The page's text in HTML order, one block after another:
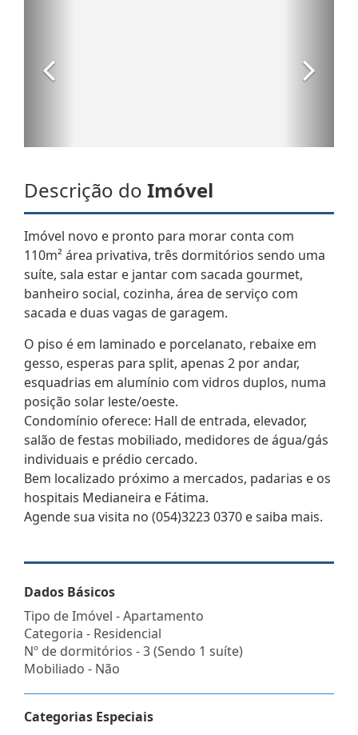
Descrição do Imóvel
Imóvel novo e pronto para morar conta com
110m² área privativa, três dormitórios sendo uma
suíte, sala estar e jantar com sacada gourmet,
banheiro social, cozinha, área de serviço com
sacada e duas vagas de garagem.
O piso é em laminado e porcelanato, rebaixe em
gesso, esperas para split, apenas 2 por andar,
esquadrias em alumínio com vidros duplos, numa
posição solar leste/oeste.
Condomínio oferece: Hall de entrada, elevador,
salão de festas mobiliado, medidores de água/gás
individuais e prédio cercado.
Bem localizado próximo a mercados, padarias e os
hospitais Medianeira e Fátima.
Agende sua visita no (054)3223 0370 e saiba mais.
Dados Básicos
Tipo de Imóvel - Apartamento
Categoria - Residencial
Nº de dormitórios - 3 (Sendo 1 suíte)
Mobiliado - Não
Categorias Especiais